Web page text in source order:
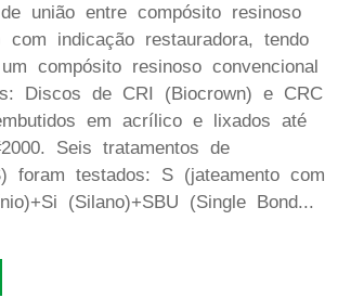
união entre compósito resinoso
com indicação restauradora, tendo
compósito resinoso convencional
Discos de CRI (Biocrown) e CRC
em acrílico e lixados até
Seis tratamentos de
foram testados: S (jateamento com
(Silano)+SBU (Single Bond...